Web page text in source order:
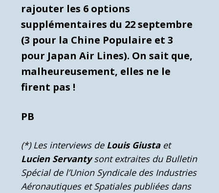
rajouter les 6 options
supplémentaires du 22 septembre
(3 pour la Chine Populaire et 3
pour Japan Air Lines). On sait que,
malheureusement, elles ne le
firent pas !
PB
(*) Les interviews de Louis Giustaet
Lucien Servantysont extraites du Bulletin
Spécial de l’Union Syndicale des Industries
Aéronautiques et Spatiales publiées dans